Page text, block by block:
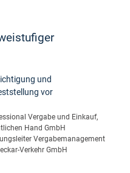
und
vor
Vergabe und Einkauf,
Hand GmbH
Vergabemanagement
Verkehr GmbH